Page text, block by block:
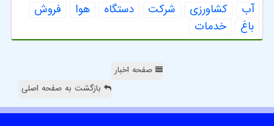
آب كشاورزی شركت دستگاه هوا
فروش
باغ
خدمات
صفحه اخبار
بازگشت به صفحه اصلی